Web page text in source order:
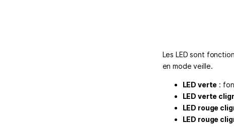
Les LED sont
en mode veille.
LED verte :
LED verte
LED rouge
LED rouge